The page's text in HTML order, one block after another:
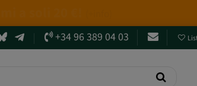
+34 96 389 04 03